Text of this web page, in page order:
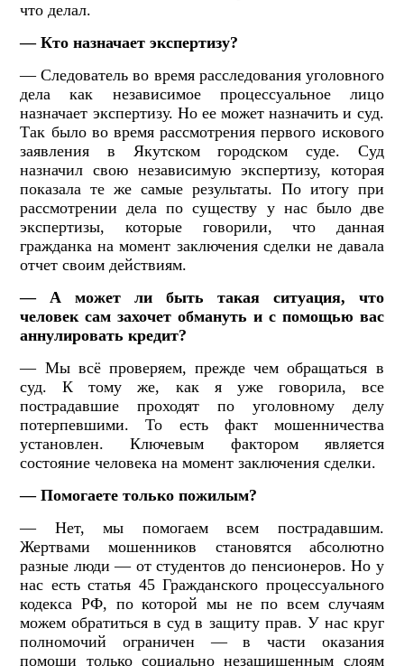
что делал.
— Кто назначает экспертизу?
— Следователь во время расследования уголовного
дела как независимое процессуальное лицо
назначает экспертизу. Но ее может назначить и суд.
Так было во время рассмотрения первого искового
заявления в Якутском городском суде. Суд
назначил свою независимую экспертизу, которая
показала те же самые результаты. По итогу при
рассмотрении дела по существу у нас было две
экспертизы, которые говорили, что данная
гражданка на момент заключения сделки не давала
отчет своим действиям.
— А может ли быть такая ситуация, что
человек сам захочет обмануть и с помощью вас
аннулировать кредит?
— Мы всё проверяем, прежде чем обращаться в
суд. К тому же, как я уже говорила, все
пострадавшие проходят по уголовному делу
потерпевшими. То есть факт мошенничества
установлен. Ключевым фактором является
состояние человека на момент заключения сделки.
— Помогаете только пожилым?
— Нет, мы помогаем всем пострадавшим.
Жертвами мошенников становятся абсолютно
разные люди — от студентов до пенсионеров. Но у
нас есть статья 45 Гражданского процессуального
кодекса РФ, по которой мы не по всем случаям
можем обратиться в суд в защиту прав. У нас круг
полномочий ограничен — в части оказания
помощи только социально незащищенным слоям